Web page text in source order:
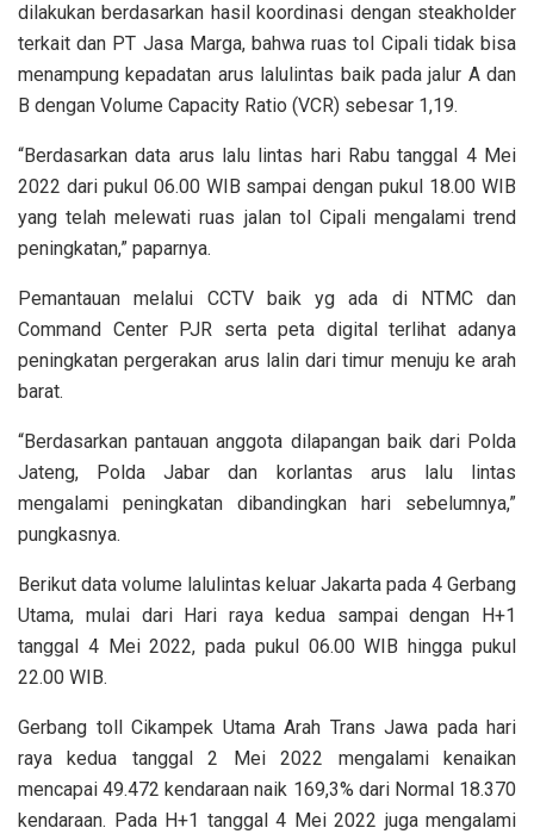
dilakukan berdasarkan hasil koordinasi dengan steakholder
terkait dan PT Jasa Marga, bahwa ruas tol Cipali tidak bisa
menampung kepadatan arus lalulintas baik pada jalur A dan
B dengan Volume Capacity Ratio (VCR) sebesar 1,19.
“Berdasarkan data arus lalu lintas hari Rabu tanggal 4 Mei
2022 dari pukul 06.00 WIB sampai dengan pukul 18.00 WIB
yang telah melewati ruas jalan tol Cipali mengalami trend
peningkatan,” paparnya.
Pemantauan melalui CCTV baik yg ada di NTMC dan
Command Center PJR serta peta digital terlihat adanya
peningkatan pergerakan arus lalin dari timur menuju ke arah
barat.
“Berdasarkan pantauan anggota dilapangan baik dari Polda
Jateng, Polda Jabar dan korlantas arus lalu lintas
mengalami peningkatan dibandingkan hari sebelumnya,”
pungkasnya.
Berikut data volume lalulintas keluar Jakarta pada 4 Gerbang
Utama, mulai dari Hari raya kedua sampai dengan H+1
tanggal 4 Mei 2022, pada pukul 06.00 WIB hingga pukul
22.00 WIB.
Gerbang toll Cikampek Utama Arah Trans Jawa pada hari
raya kedua tanggal 2 Mei 2022 mengalami kenaikan
mencapai 49.472 kendaraan naik 169,3% dari Normal 18.370
kendaraan. Pada H+1 tanggal 4 Mei 2022 juga mengalami